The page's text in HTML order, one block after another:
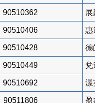
90510362 展
90510406 惠
90510428 德
90510449 兌
90510692 漾
90511806 盈